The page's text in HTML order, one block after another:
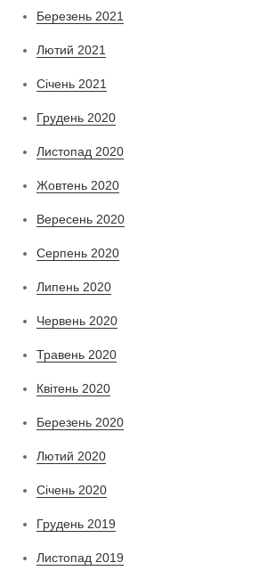
Березень 2021
Лютий 2021
Січень 2021
Грудень 2020
Листопад 2020
Жовтень 2020
Вересень 2020
Серпень 2020
Липень 2020
Червень 2020
Травень 2020
Квітень 2020
Березень 2020
Лютий 2020
Січень 2020
Грудень 2019
Листопад 2019